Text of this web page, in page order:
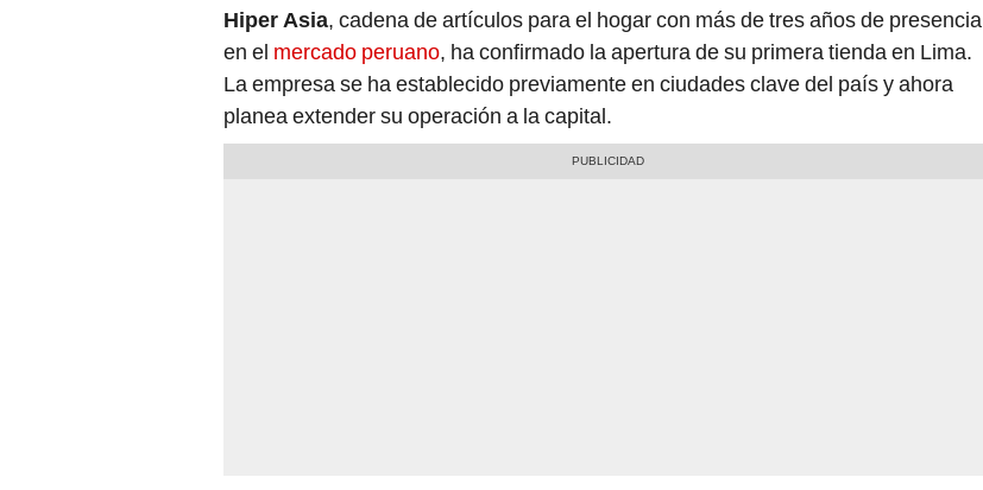
Hiper Asia, cadena de artículos para el hogar con más de tres años de presencia
en el mercado peruano, ha confirmado la apertura de su primera tienda en Lima.
La empresa se ha establecido previamente en ciudades clave del país y ahora
planea extender su operación a la capital.